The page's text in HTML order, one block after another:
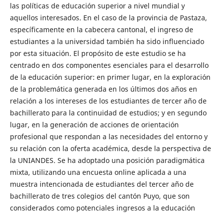
las políticas de educación superior a nivel mundial y
aquellos interesados. En el caso de la provincia de Pastaza,
específicamente en la cabecera cantonal, el ingreso de
estudiantes a la universidad también ha sido influenciado
por esta situación. El propósito de este estudio se ha
centrado en dos componentes esenciales para el desarrollo
de la educación superior: en primer lugar, en la exploración
de la problemática generada en los últimos dos años en
relación a los intereses de los estudiantes de tercer año de
bachillerato para la continuidad de estudios; y en segundo
lugar, en la generación de acciones de orientación
profesional que respondan a las necesidades del entorno y
su relación con la oferta académica, desde la perspectiva de
la UNIANDES. Se ha adoptado una posición paradigmática
mixta, utilizando una encuesta online aplicada a una
muestra intencionada de estudiantes del tercer año de
bachillerato de tres colegios del cantón Puyo, que son
considerados como potenciales ingresos a la educación